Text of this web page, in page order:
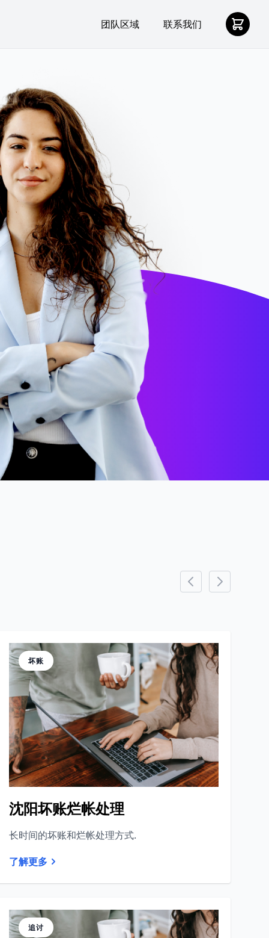
团队区域 联系我们
坏账
沈阳坏账烂帐处理
长时间的坏账和烂帐处理方式.
了解更多
追讨